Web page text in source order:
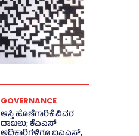
GOVERNANCE
ಆಸ್ತಿ ಹೊಣೆಗಾರಿಕೆ ವಿವರ
ದಾಖಲು; ಕೆಎಎಸ್